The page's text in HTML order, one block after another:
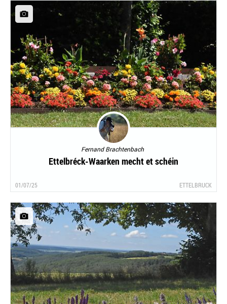
Fernand Brachtenbach
Ettelbréck-Waarken mecht et schéin
01/07/25 ETTELBRUCK